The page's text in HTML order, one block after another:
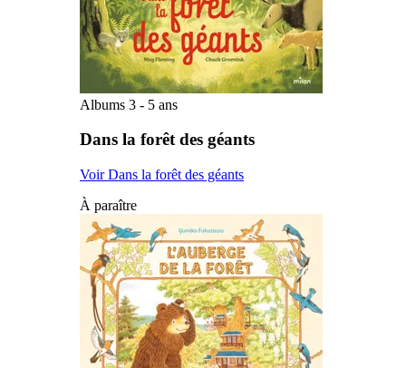
Albums 3 - 5 ans
Dans la forêt des géants
Voir Dans la forêt des géants
À paraître